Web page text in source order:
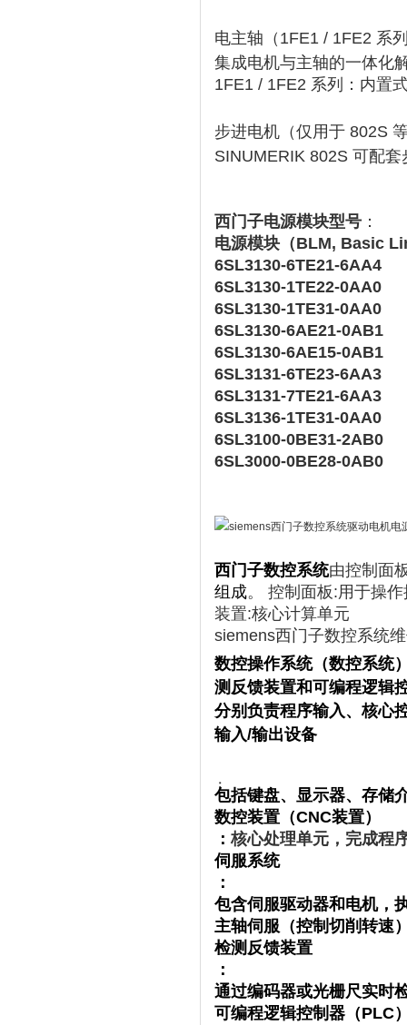
电主轴（1FE1 / 1FE2 系
集成电机与主轴的一体化
1FE1 / 1FE2 系列
：内置
步进电机（仅用于 802S
SINUMERIK 802S 可配
西门子电源模块型号 ：
电源模块（BLM, Basic
6SL3130-6TE21-6AA4
6SL3130-1TE22-0AA0
6SL3130-1TE31-0AA0
6SL3130-6AE21-0AB1
6SL3130-6AE15-0AB1
6SL3131-6TE23-6AA3
6SL3131-7TE21-6AA3
6SL3136-1TE31-0AA0
6SL3100-0BE31-2AB0‌
6SL3000-0BE28-0AB0
西门子数控系统由控制面
组成。 控制面板:用于操
装置:核心计算单元
siemens西门子数控系统
数控操作系统（数控系统
测反馈装置和可编程逻辑
分别负责程序输入、核心
输入/输出设备
：
包括键盘、显示器、存储
数控装置（CNC装置）
：核心处理单元，完成程
伺服系统
：
包含伺服驱动器和电机，
主轴伺服（控制切削转速
检测反馈装置
：
通过编码器或光栅尺实时
可编程逻辑控制器（PLC